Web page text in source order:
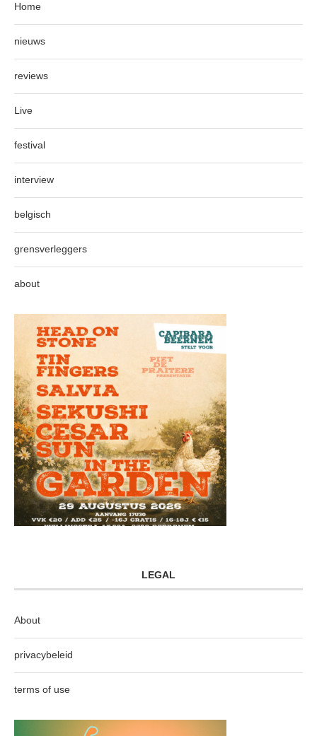
Home
nieuws
reviews
Live
festival
interview
belgisch
grensverleggers
about
LEGAL
About
privacybeleid
terms of use